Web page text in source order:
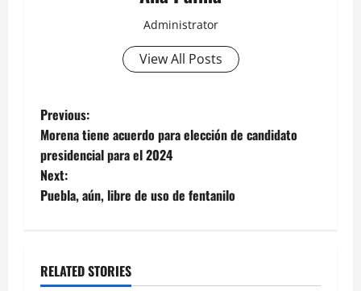
Administrator
View All Posts
Post
navigation
Previous:
Morena tiene acuerdo para elección de candidato
presidencial para el 2024
Next:
Puebla, aún, libre de uso de fentanilo
RELATED STORIES